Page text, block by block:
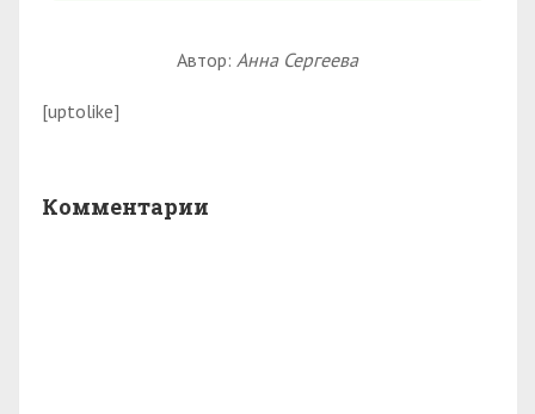
Автор: Анна Сергеева
[uptolike]
Комментарии